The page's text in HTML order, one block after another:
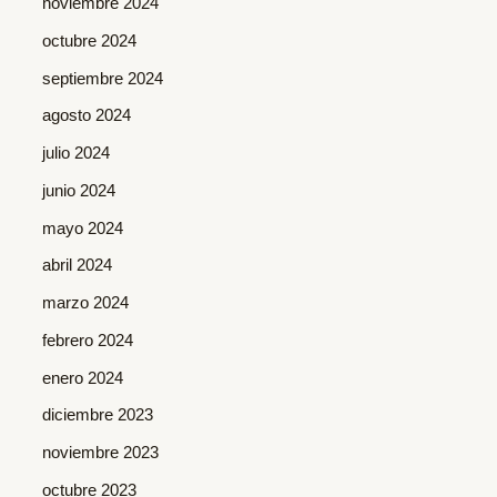
octubre 2024
septiembre 2024
agosto 2024
julio 2024
junio 2024
mayo 2024
abril 2024
marzo 2024
febrero 2024
enero 2024
diciembre 2023
noviembre 2023
octubre 2023